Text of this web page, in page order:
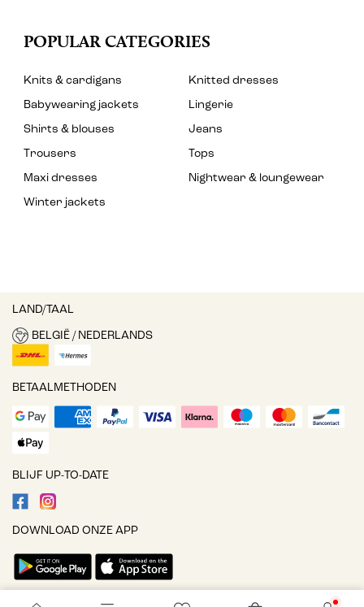
POPULAR CATEGORIES
Knits & cardigans
Knitted dresses
Babywearing jackets
Lingerie
Shirts & blouses
Jeans
Trousers
Tops
Maxi dresses
Nightwear & loungewear
Winter jackets
LAND/TAAL
BELGIË / NEDERLANDS
BETAALMETHODEN
BLIJF UP-TO-DATE
DOWNLOAD ONZE APP